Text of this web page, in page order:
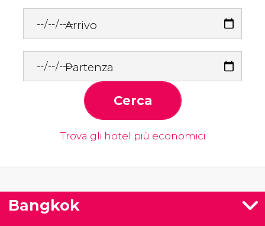
Arrivo
Partenza
Cerca
Trova gli hotel più economici
Bangkok